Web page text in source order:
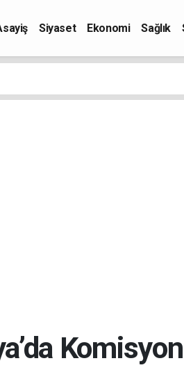
Siyaset Ekonomi Sağlık